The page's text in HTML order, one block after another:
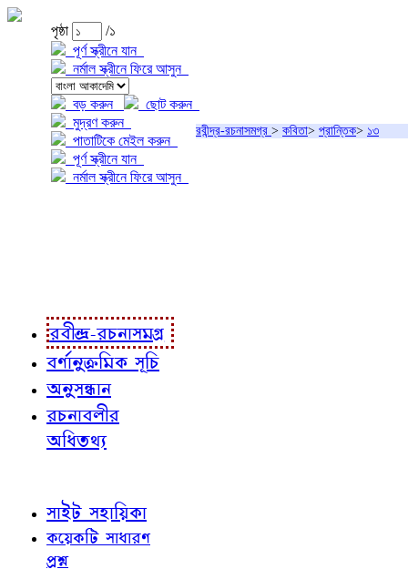
পৃষ্ঠা
/১
পূর্ণ স্ক্রীনে যান
নর্মাল স্ক্রীনে ফিরে আসুন
বড় করুন
ছোট করুন
মুদ্রণ করুন
পাতাটিকে মেইল করুন
পূর্ণ স্ক্রীনে যান
নর্মাল স্ক্রীনে ফিরে আসুন
রবীন্দ্র-রচনাসমগ্র > কবিতা> প্রান্তিক> ১৩
রবীন্দ্র-রচনাসমগ্র
বর্ণানুক্রমিক সূচি
অনুসন্ধান
রচনাবলীর
অধিতথ্য
সাইট সহায়িকা
কয়েকটি সাধারণ
প্রশ্ন